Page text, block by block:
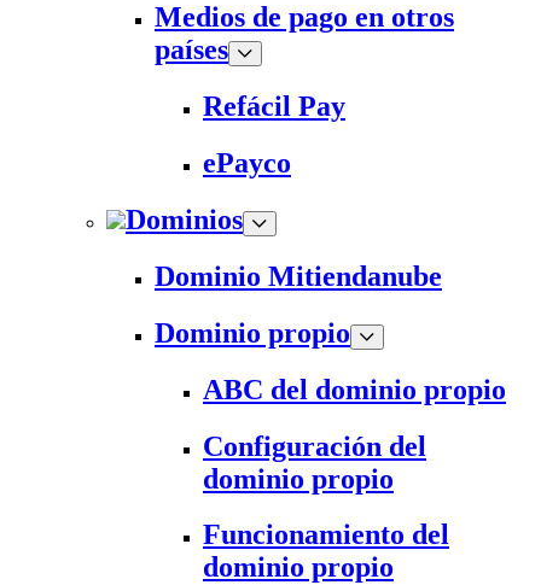
Medios de pago en otros
países
Refácil Pay
ePayco
Dominios
Dominio Mitiendanube
Dominio propio
ABC del dominio propio
Configuración del
dominio propio
Funcionamiento del
dominio propio